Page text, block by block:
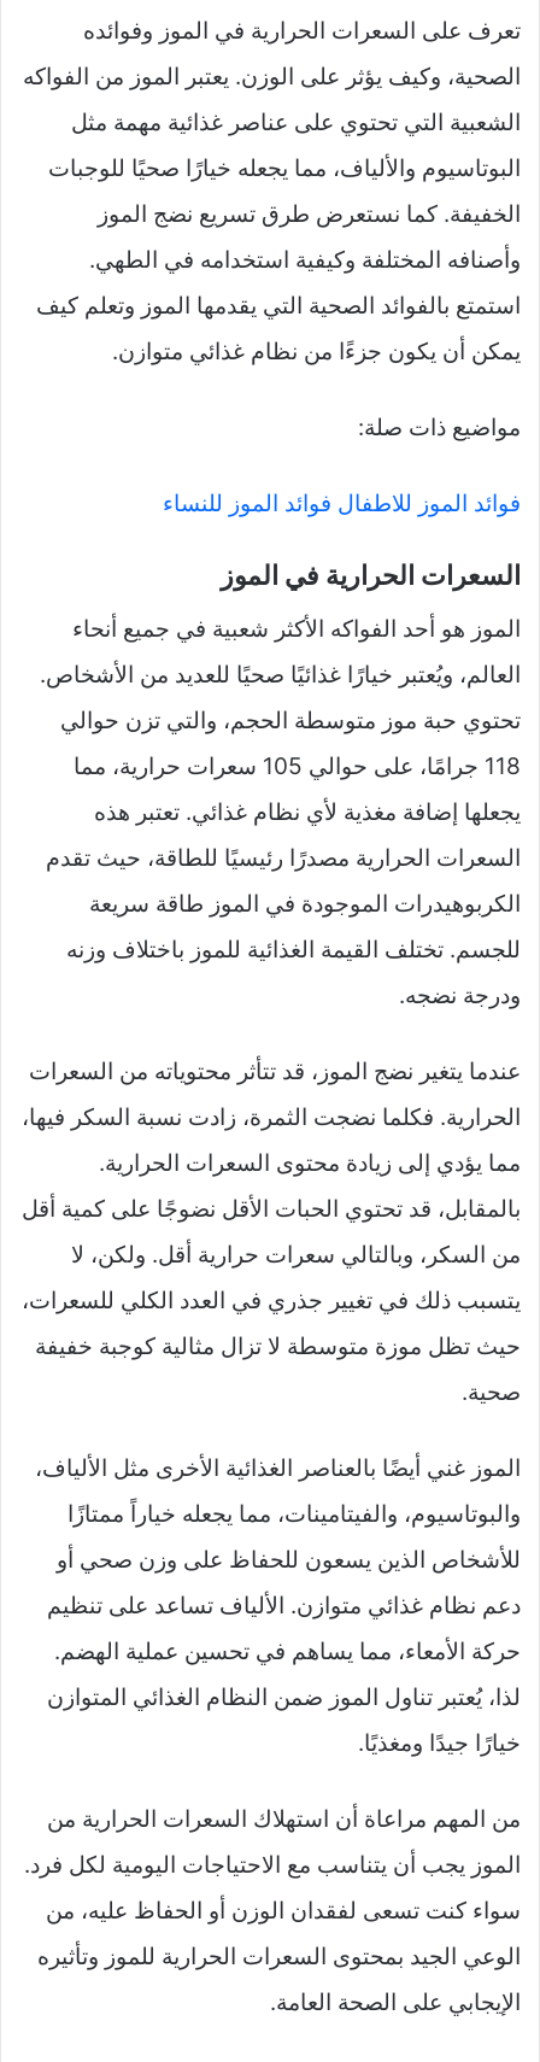
تعرف على السعرات الحرارية في الموز وفوائده
الصحية، وكيف يؤثر على الوزن. يعتبر الموز من الفواكه
الشعبية التي تحتوي على عناصر غذائية مهمة مثل
البوتاسيوم والألياف، مما يجعله خيارًا صحيًا للوجبات
الخفيفة. كما نستعرض طرق تسريع نضج الموز
وأصنافه المختلفة وكيفية استخدامه في الطهي.
استمتع بالفوائد الصحية التي يقدمها الموز وتعلم كيف
يمكن أن يكون جزءًا من نظام غذائي متوازن.
مواضيع ذات صلة:
فوائد الموز للاطفال فوائد الموز للنساء
السعرات الحرارية في الموز
الموز هو أحد الفواكه الأكثر شعبية في جميع أنحاء
العالم، ويُعتبر خيارًا غذائيًا صحيًا للعديد من الأشخاص.
تحتوي حبة موز متوسطة الحجم، والتي تزن حوالي
118 جرامًا، على حوالي 105 سعرات حرارية، مما
يجعلها إضافة مغذية لأي نظام غذائي. تعتبر هذه
السعرات الحرارية مصدرًا رئيسيًا للطاقة، حيث تقدم
الكربوهيدرات الموجودة في الموز طاقة سريعة
للجسم. تختلف القيمة الغذائية للموز باختلاف وزنه
ودرجة نضجه.
عندما يتغير نضج الموز، قد تتأثر محتوياته من السعرات
الحرارية. فكلما نضجت الثمرة، زادت نسبة السكر فيها،
مما يؤدي إلى زيادة محتوى السعرات الحرارية.
بالمقابل، قد تحتوي الحبات الأقل نضوجًا على كمية أقل
من السكر، وبالتالي سعرات حرارية أقل. ولكن، لا
يتسبب ذلك في تغيير جذري في العدد الكلي للسعرات،
حيث تظل موزة متوسطة لا تزال مثالية كوجبة خفيفة
صحية.
الموز غني أيضًا بالعناصر الغذائية الأخرى مثل الألياف،
والبوتاسيوم، والفيتامينات، مما يجعله خياراً ممتازًا
للأشخاص الذين يسعون للحفاظ على وزن صحي أو
دعم نظام غذائي متوازن. الألياف تساعد على تنظيم
حركة الأمعاء، مما يساهم في تحسين عملية الهضم.
لذا، يُعتبر تناول الموز ضمن النظام الغذائي المتوازن
خيارًا جيدًا ومغذيًا.
من المهم مراعاة أن استهلاك السعرات الحرارية من
الموز يجب أن يتناسب مع الاحتياجات اليومية لكل فرد.
سواء كنت تسعى لفقدان الوزن أو الحفاظ عليه، من
الوعي الجيد بمحتوى السعرات الحرارية للموز وتأثيره
الإيجابي على الصحة العامة.